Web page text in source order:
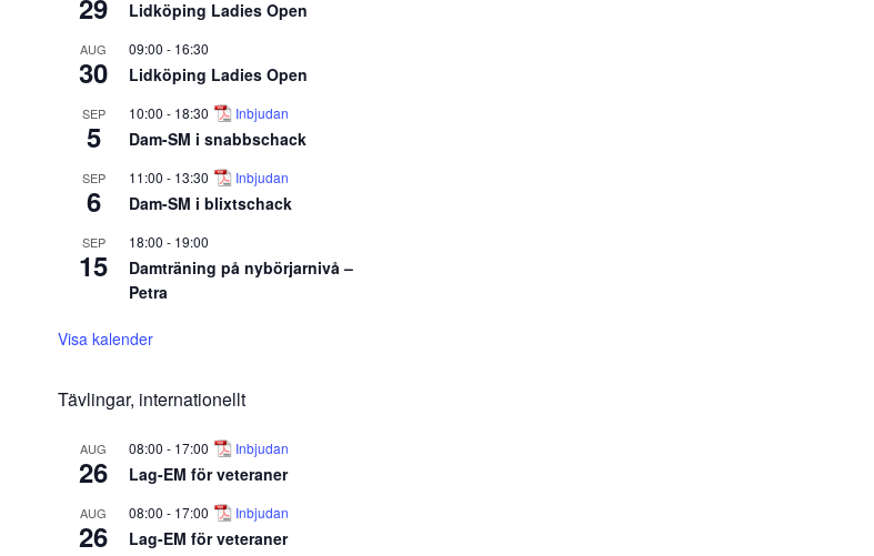
29 Lidköping Ladies Open
AUG
30
09:00 - 16:30
Lidköping Ladies Open
SEP
5
10:00 - 18:30 Inbjudan
Dam-SM i snabbschack
SEP
6
11:00 - 13:30 Inbjudan
Dam-SM i blixtschack
SEP
15
18:00 - 19:00
Damträning på nybörjarnivå –
Petra
Visa kalender
Tävlingar, internationellt
AUG
26
08:00 - 17:00 Inbjudan
Lag-EM för veteraner
AUG
26
08:00 - 17:00 Inbjudan
Lag-EM för veteraner